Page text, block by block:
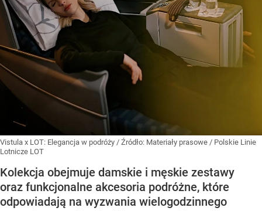
Vistula x LOT: Elegancja w podróży / Źródło: Materiały prasowe / Polskie Linie
Lotnicze LOT
Kolekcja obejmuje damskie i męskie zestawy
oraz funkcjonalne akcesoria podróżne, które
odpowiadają na wyzwania wielogodzinnego